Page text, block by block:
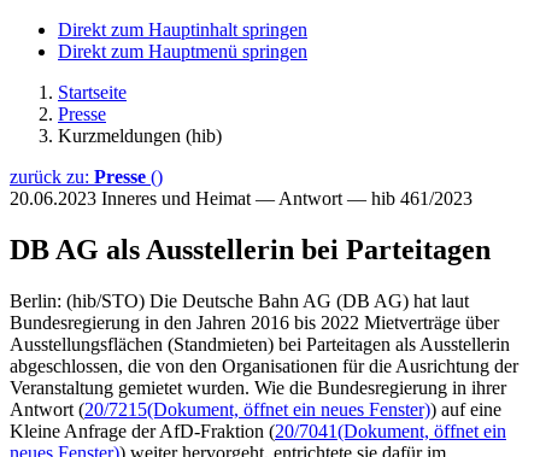
Direkt zum Hauptinhalt springen
Direkt zum Hauptmenü springen
Startseite
Presse
Kurzmeldungen (hib)
zurück zu: Presse ()
20.06.2023 Inneres und Heimat — Antwort — hib 461/2023
DB AG als Ausstellerin bei Parteitagen
Berlin: (hib/STO) Die Deutsche Bahn AG (DB AG) hat laut
Bundesregierung in den Jahren 2016 bis 2022 Mietverträge über
Ausstellungsflächen (Standmieten) bei Parteitagen als Ausstellerin
abgeschlossen, die von den Organisationen für die Ausrichtung der
Veranstaltung gemietet wurden. Wie die Bundesregierung in ihrer
Antwort (20/7215(Dokument, öffnet ein neues Fenster)) auf eine
Kleine Anfrage der AfD-Fraktion (20/7041(Dokument, öffnet ein
neues Fenster)) weiter hervorgeht, entrichtete sie dafür im